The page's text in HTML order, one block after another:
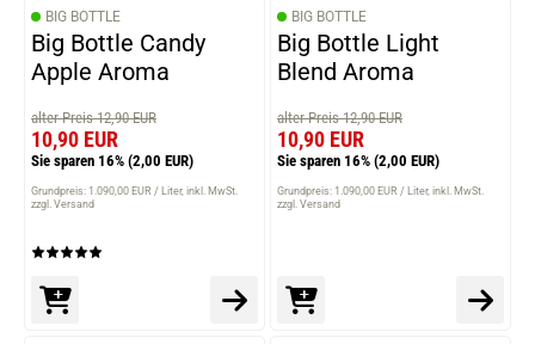
BIG BOTTLE
Big Bottle Candy
Apple Aroma
alter Preis 12,90 EUR
10,90 EUR
Sie sparen 16% (2,00 EUR)
Grundpreis: 1.090,00 EUR / Liter inkl. MwSt.
zzgl. Versand
BIG BOTTLE
Big Bottle Light
Blend Aroma
alter Preis 12,90 EUR
10,90 EUR
Sie sparen 16% (2,00 EUR)
Grundpreis: 1.090,00 EUR / Liter inkl. MwSt.
zzgl. Versand